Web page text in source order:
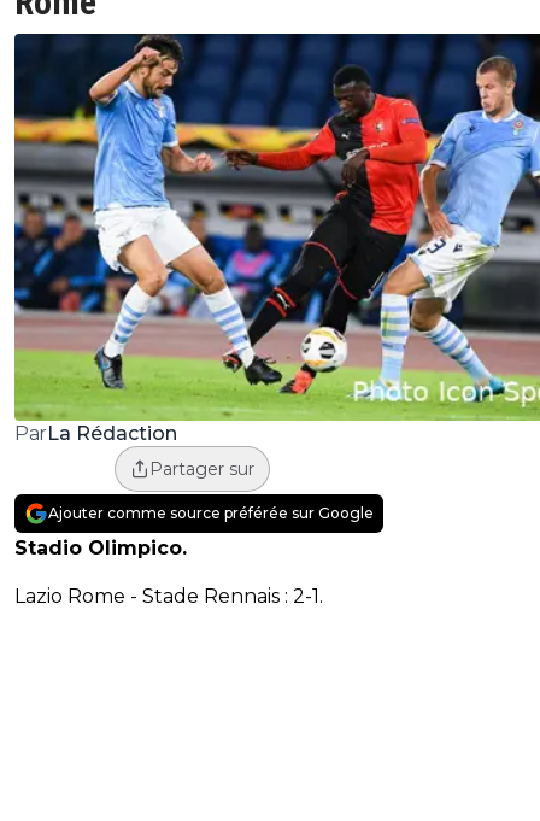
ParLa Rédaction
Partager sur
Ajouter comme source préférée sur Google
Stadio Olimpico.
Lazio Rome - Stade Rennais : 2-1.